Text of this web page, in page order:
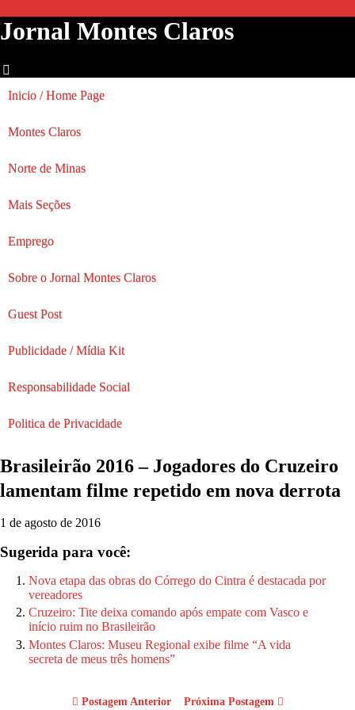
Jornal Montes Claros
Inicio / Home Page
Montes Claros
Norte de Minas
Mais Seções
Emprego
Sobre o Jornal Montes Claros
Guest Post
Publicidade / Mídia Kit
Responsabilidade Social
Politica de Privacidade
Brasileirão 2016 – Jogadores do Cruzeiro
lamentam filme repetido em nova derrota
1 de agosto de 2016
Sugerida para você:
Nova etapa das obras do Córrego do Cintra é destacada por
vereadores
Cruzeiro: Tite deixa comando após empate com Vasco e
início ruim no Brasileirão
Montes Claros: Museu Regional exibe filme “A vida
secreta de meus três homens”
Postagem Anterior Próxima Postagem